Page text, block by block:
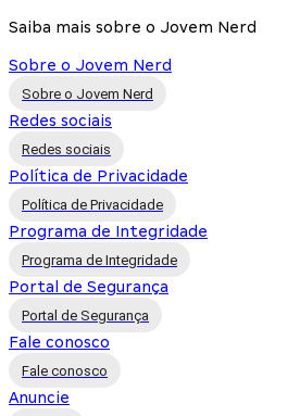
Saiba mais sobre o Jovem Nerd
Sobre o Jovem Nerd
Sobre o Jovem Nerd
Redes sociais
Redes sociais
Política de Privacidade
Política de Privacidade
Programa de Integridade
Programa de Integridade
Portal de Segurança
Portal de Segurança
Fale conosco
Fale conosco
Anuncie